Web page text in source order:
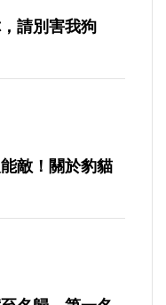
請別害我狗
敵！關於豹貓